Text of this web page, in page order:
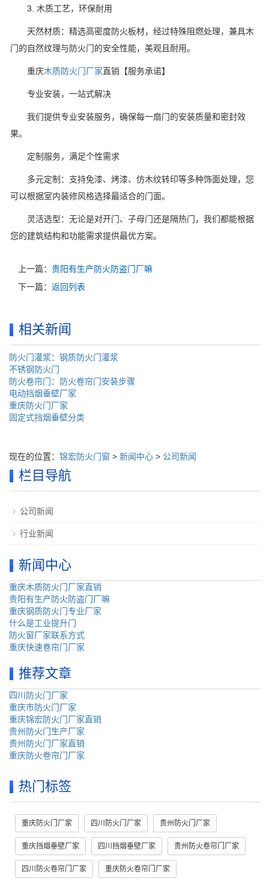
3. 木质工艺，环保耐用
天然材质：精选高密度防火板材，经过特殊阻燃处理，兼具木
门的自然纹理与防火门的安全性能，美观且耐用。
重庆木质防火门厂家直销【服务承诺】
专业安装，一站式解决
我们提供专业安装服务，确保每一扇门的安装质量和密封效
果。
定制服务，满足个性需求
多元定制：支持免漆、烤漆、仿木纹转印等多种饰面处理，您
可以根据室内装修风格选择最适合的门面。
灵活选型：无论是对开门、子母门还是隔热门，我们都能根据
您的建筑结构和功能需求提供最优方案。
上一篇： 贵阳有生产防火防盗门厂嘛
下一篇： 返回列表
相关新闻
防火门灌浆：钢质防火门灌浆
不锈钢防火门
防火卷帘门：防火卷帘门安装步骤
电动挡烟垂壁厂家
重庆防火门厂家
固定式挡烟垂壁分类
现在的位置： 锦宏防火门窗 > 新闻中心 > 公司新闻
栏目导航
公司新闻
行业新闻
新闻中心
重庆木质防火门厂家直销
贵阳有生产防火防盗门厂嘛
重庆钢质防火门专业厂家
什么是工业提升门
防火窗厂家联系方式
重庆快速卷帘门厂家
推荐文章
四川防火门厂家
重庆市防火门厂家
重庆锦宏防火门厂家直销
贵州防火门生产厂家
贵州防火门厂家直销
重庆防火卷帘门厂家
热门标签
重庆防火门厂家 四川防火门厂家 贵州防火门厂家
重庆挡烟垂壁厂家 四川挡烟垂壁厂家 贵州防火卷帘门厂家
四川防火卷帘门厂家 重庆防火卷帘门厂家